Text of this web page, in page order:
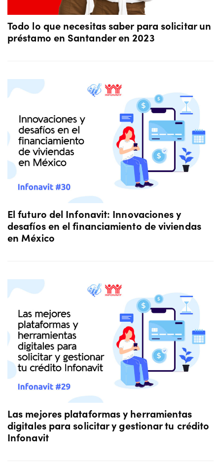
Todo lo que necesitas saber para solicitar un
préstamo en Santander en 2023
El futuro del Infonavit: Innovaciones y
desafíos en el financiamiento de viviendas
en México
Las mejores plataformas y herramientas
digitales para solicitar y gestionar tu crédito
Infonavit